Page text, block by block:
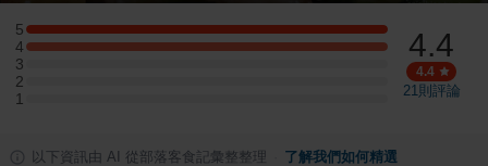
5
5 星：2 則評論
4
4 星：2 則評論
3
3 星：0 則評論
2
2 星：0 則評論
1
1 星：0 則評論
4.4
4.4
21則評論
以下資訊由 AI 從部落客食記彙整整理 了解我們如何精選